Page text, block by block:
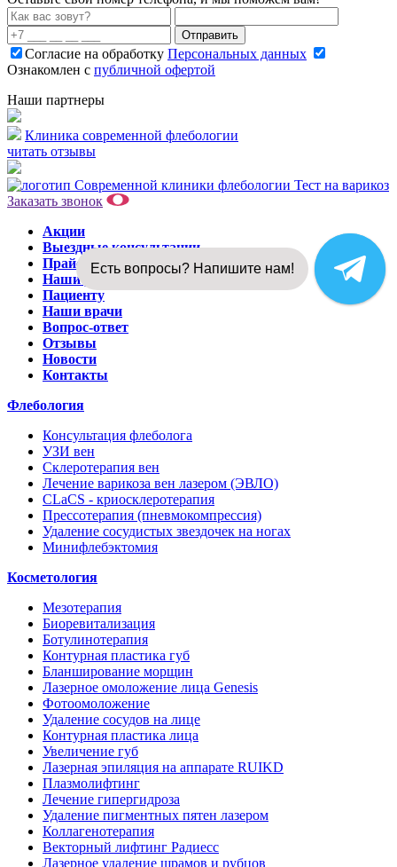
Отправить
Согласие на обработку Персональных данных
Ознакомлен с публичной офертой
Наши партнеры
Клиника современной флебологии
читать отзывы
Тест на варикоз
Заказать звонок
Акции
Выездные консультации
Прайс-лист
Наши результаты
Пациенту
Наши врачи
Вопрос-ответ
Отзывы
Новости
Контакты
Флебология
Консультация флеболога
УЗИ вен
Склеротерапия вен
Лечение варикоза вен лазером (ЭВЛО)
CLaCS - криосклеротерапия
Прессотерапия (пневмокомпрессия)
Удаление сосудистых звездочек на ногах
Минифлебэктомия
Косметология
Мезотерапия
Биоревитализация
Ботулинотерапия
Контурная пластика губ
Бланширование морщин
Лазерное омоложение лица Genesis
Фотоомоложение
Удаление сосудов на лице
Контурная пластика лица
Увеличение губ
Лазерная эпиляция на аппарате RUIKD
Плазмолифтинг
Лечение гипергидроза
Удаление пигментных пятен лазером
Коллагенотерапия
Векторный лифтинг Радиесс
Лазерное удаление шрамов и рубцов
Есть вопросы? Напишите нам!